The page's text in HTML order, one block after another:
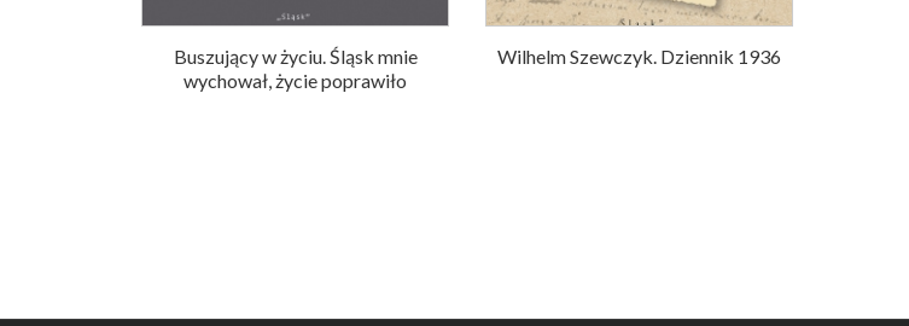
Buszujący w życiu. Śląsk mnie
wychował, życie poprawiło
Wilhelm Szewczyk. Dziennik 1936